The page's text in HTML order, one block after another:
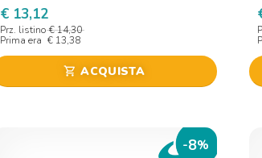
€ 13,12
Prz. listino € 14,30
Prima era € 13,38
shopping_cart ACQUISTA
-8%